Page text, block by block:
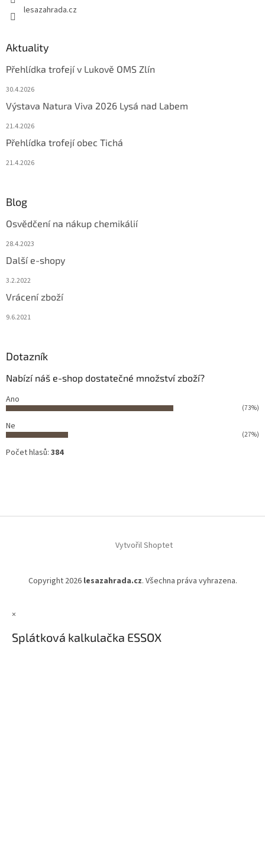
lesazahrada.cz
Aktuality
Přehlídka trofejí v Lukově OMS Zlín
30.4.2026
Výstava Natura Viva 2026 Lysá nad Labem
21.4.2026
Přehlídka trofejí obec Tichá
21.4.2026
Blog
Osvědčení na nákup chemikálií
28.4.2023
Další e-shopy
3.2.2022
Vrácení zboží
9.6.2021
Dotazník
Nabízí náš e-shop dostatečné množství zboží?
Ano
(73%)
Ne
(27%)
Počet hlasů: 384
Vytvořil Shoptet
Copyright 2026 lesazahrada.cz. Všechna práva vyhrazena.
×
Splátková kalkulačka ESSOX